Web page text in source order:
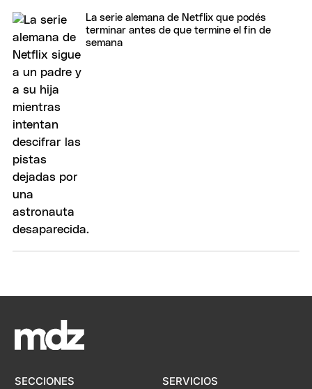
La serie alemana de Netflix que podés
terminar antes de que termine el fin de
semana
SECCIONES SERVICIOS